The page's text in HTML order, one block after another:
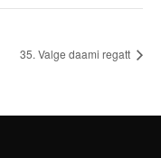
35. Valge daami regatt